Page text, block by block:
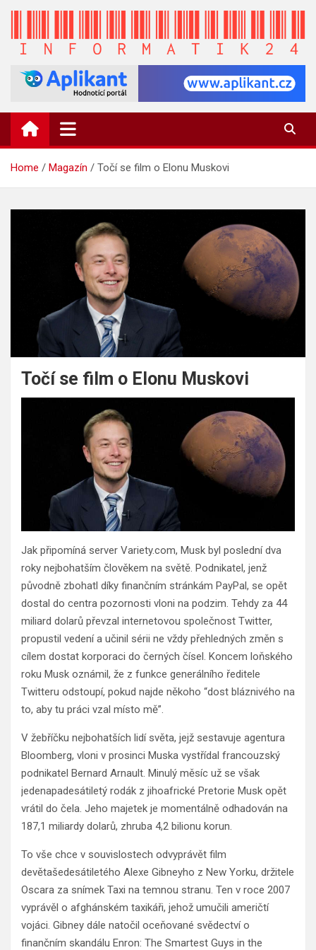
Skip
content
INFORMATIK24.CZ
Zpravodajství informací a novinky
Home Magazín Točí se film o Elonu Muskovi
Točí se film o Elonu Muskovi
Jak připomíná server Variety.com, Musk byl poslední dva
roky nejbohatším člověkem na světě. Podnikatel, jenž
původně zbohatl díky finančním stránkám PayPal, se opět
dostal do centra pozornosti vloni na podzim. Tehdy za 44
miliard dolarů převzal internetovou společnost Twitter,
propustil vedení a učinil sérii ne vždy přehledných změn s
cílem dostat korporaci do černých čísel. Koncem loňského
roku Musk oznámil, že z funkce generálního ředitele
Twitteru odstoupí, pokud najde někoho “dost bláznivého na
to, aby tu práci vzal místo mě”.
V žebříčku nejbohatších lidí světa, jejž sestavuje agentura
Bloomberg, vloni v prosinci Muska vystřídal francouzský
podnikatel Bernard Arnault. Minulý měsíc už se však
jedenapadesátiletý rodák z jihoafrické Pretorie Musk opět
vrátil do čela. Jeho majetek je momentálně odhadován na
187,1 miliardy dolarů, zhruba 4,2 bilionu korun.
To vše chce v souvislostech odvyprávět film
devětašedesátiletého Alexe Gibneyho z New Yorku, držitele
Oscara za snímek Taxi na temnou stranu. Ten v roce 2007
vyprávěl o afghánském taxikáři, jehož umučili američtí
vojáci. Gibney dále natočil oceňované svědectví o
finančním skandálu Enron: The Smartest Guys in the